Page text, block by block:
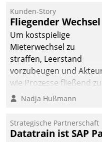
Kunden-Story
Fliegender Wechsel
Um kostspielige
Mieterwechsel zu
straffen, Leerstand
vorzubeugen und
wie Prozesse fließend zu
vernetzen, nutzt die
Jahresbeginn eine
Überblick, Einsicht und
Nadja Hußmann
Strategische Partnerschaft
Datatrain ist SAP